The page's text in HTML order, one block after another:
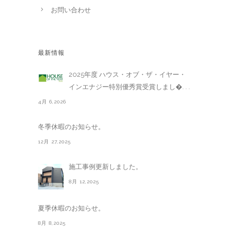
お問い合わせ
最新情報
2025年度 ハウス・オブ・ザ・イヤー・
インエナジー特別優秀賞受賞しまし�. . .
4月 6,2026
冬季休暇のお知らせ。
12月 27,2025
施工事例更新しました。
8月 12,2025
夏季休暇のお知らせ。
8月 8,2025